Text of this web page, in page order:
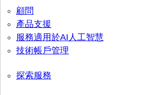
顧問
產品支援
服務適用於AI人工智慧
技術帳戶管理
探索服務